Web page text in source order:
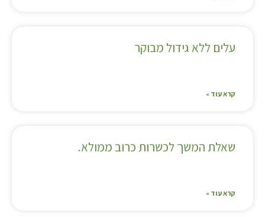
עלים ללא גידול מבוקר
קרא עוד »
שאלת המשך לכשרות כרוב ממולא.
קרא עוד »